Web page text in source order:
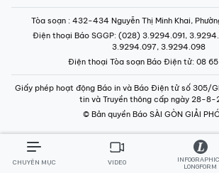
Tòa soạn : 432-434 Nguyễn Thị Minh Khai,
Điện thoại Báo SGGP: (028) 3.9294.091,
3.9294.097, 3.9294.098
Điện thoại Tòa soạn Báo Điện tử: 08 65
Giấy phép hoạt động Báo in và Báo Điện tử số 305/
tin và Truyền thông cấp ngày 28-8-
© Bản quyền Báo SÀI GÒN GIẢI
CHUYÊN MỤC VIDEO
LONGFORM